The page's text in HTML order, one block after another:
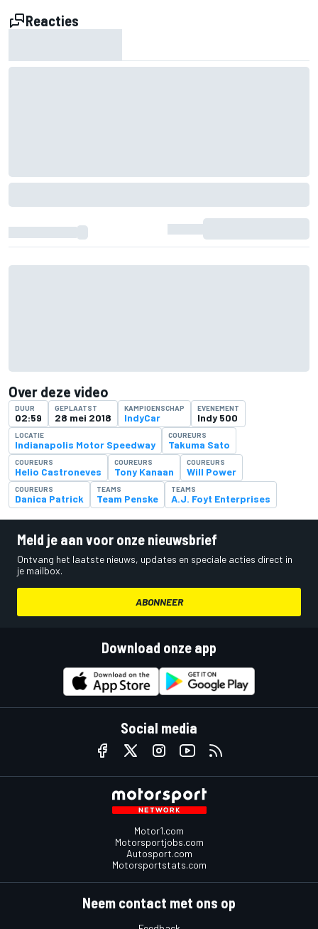
Reacties
Over deze video
DUUR
02:59
GEPLAATST
28 mei 2018
KAMPIOENSCHAP
IndyCar
EVENEMENT
Indy 500
LOCATIE
Indianapolis Motor Speedway
COUREURS
Takuma Sato
COUREURS
Helio Castroneves
COUREURS
Tony Kanaan
COUREURS
Will Power
COUREURS
Danica Patrick
TEAMS
Team Penske
TEAMS
A.J. Foyt Enterprises
Meld je aan voor onze nieuwsbrief
Ontvang het laatste nieuws, updates en speciale acties direct in
je mailbox.
ABONNEER
Download onze app
Social media
Motor1.com
Motorsportjobs.com
Autosport.com
Motorsportstats.com
Neem contact met ons op